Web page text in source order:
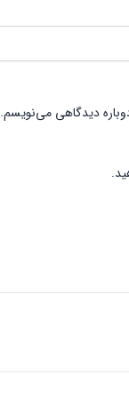
دیدگاهی می‌نویسم.